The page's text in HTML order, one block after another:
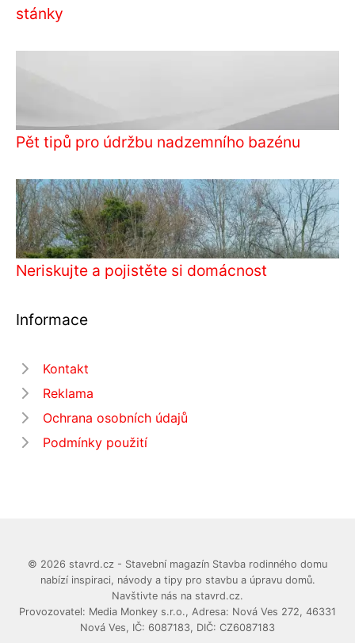
stánky
Pět tipů pro údržbu nadzemního bazénu
Neriskujte a pojistěte si domácnost
Informace
Kontakt
Reklama
Ochrana osobních údajů
Podmínky použití
© 2026 stavrd.cz - Stavební magazín Stavba rodinného domu
nabízí inspiraci, návody a tipy pro stavbu a úpravu domů.
Navštivte nás na stavrd.cz.
Provozovatel: Media Monkey s.r.o., Adresa: Nová Ves 272, 46331
Nová Ves, IČ: 6087183, DIČ: CZ6087183